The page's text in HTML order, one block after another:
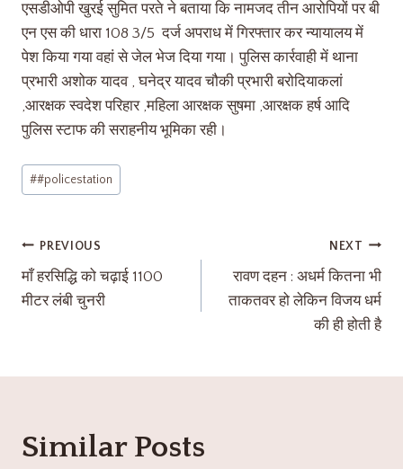
एसडीओपी खुरई सुमित परते ने बताया कि नामजद तीन आरोपियों पर बी
एन एस की धारा 108 3/5 दर्ज अपराध में गिरफ्तार कर न्यायालय में
पेश किया गया वहां से जेल भेज दिया गया। पुलिस कार्रवाही में थाना
प्रभारी अशोक यादव , घनेद्र यादव चौकी प्रभारी बरोदियाकलां
,आरक्षक स्वदेश परिहार ,महिला आरक्षक सुषमा ,आरक्षक हर्ष आदि
पुलिस स्टाफ की सराहनीय भूमिका रही।
##policestation
PREVIOUS
माँ हरसिद्धि को चढ़ाई 1100
मीटर लंबी चुनरी
NEXT
रावण दहन : अधर्म कितना भी
ताकतवर हो लेकिन विजय धर्म
की ही होती है
Similar Posts